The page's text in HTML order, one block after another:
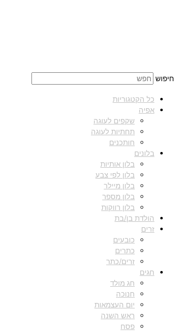
חיפוש
כל הקטגוריות
אפיה
שקפים לעוגה
תחתיות לעוגה
חותכנים
בלונים
בלון אותיות
בלון לפי צבע
בלון מיילר
בלון מספר
בלון רווקות
הולדת בן/בת
זרים
כובעים
כתרים
זרים/כתר
חגים
חג מולד
חנוכה
יום העצמאות
ראש השנה
פסח